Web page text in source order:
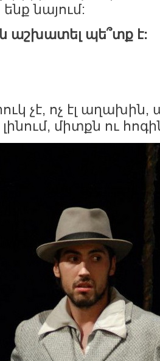
նայում:
աշխատել պե՞տք է:
չէ, ոչ էլ
միտքն ու